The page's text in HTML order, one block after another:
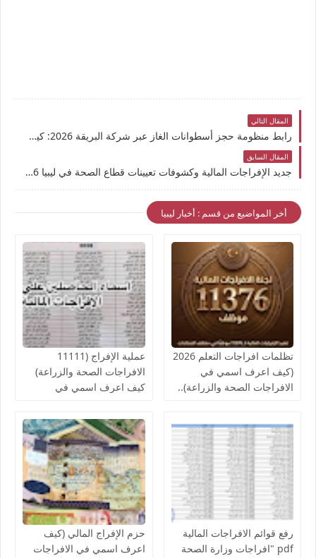
المقال التالي
رابط منظومة حجز أسطوانات الغاز عبر شركة البريقة 2026: كيف تسجل بسهولة وتحجز دورك؟
المقال السابق
جديد الإفراجات المالية وكشوفات تعيينات قطاع الصحة في ليبيا 2026: متى تنتهي أزمة المرتبات الموقوفة؟ وما حقيقة القوائم المتداولة في الوزارة؟
أخر المواضيع من قسم : أخبار ليبيا
تظلمات افراجات التعلم 2026
(كيف اعرف اسمي في
الافراجات الصحة والزراعة)..
الصحة ومراقبات التعليم
عملية الإفراج (11111
الافراجات الصحة والزراعة)
كيف اعرف اسمي في
لإنجاز الإفراج المالي عن
رواتب الموظفين لشهر
أغسطس
رفع قوائم الافراجات المالية
pdf "افراجات وزارة الصحة
حزم الإفراج المالي (كيف
اعرف اسمي في الافراجات